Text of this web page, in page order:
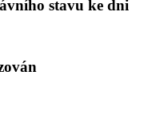
stavu ke dni